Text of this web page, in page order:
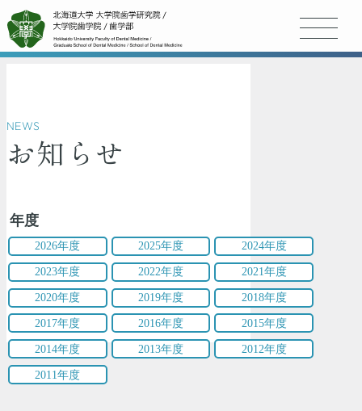
NEWS
お知らせ
年度
2026年度 2025年度 2024年度
2023年度 2022年度 2021年度
2020年度 2019年度 2018年度
2017年度 2016年度 2015年度
2014年度 2013年度 2012年度
2011年度